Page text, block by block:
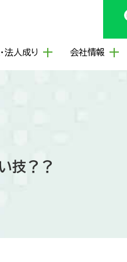
法人成り 会社情報
技？？